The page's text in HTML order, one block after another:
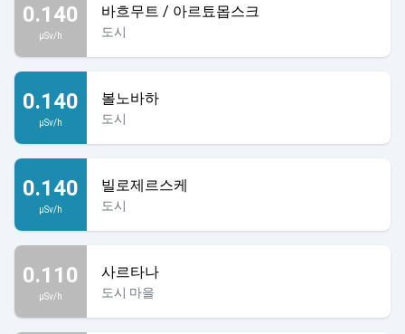
0.140
µSv/h
바흐무트 / 아르툐몹스크
도시
0.140
µSv/h
볼노바하
도시
0.140
µSv/h
빌로제르스케
도시
0.110
µSv/h
사르타나
도시 마을